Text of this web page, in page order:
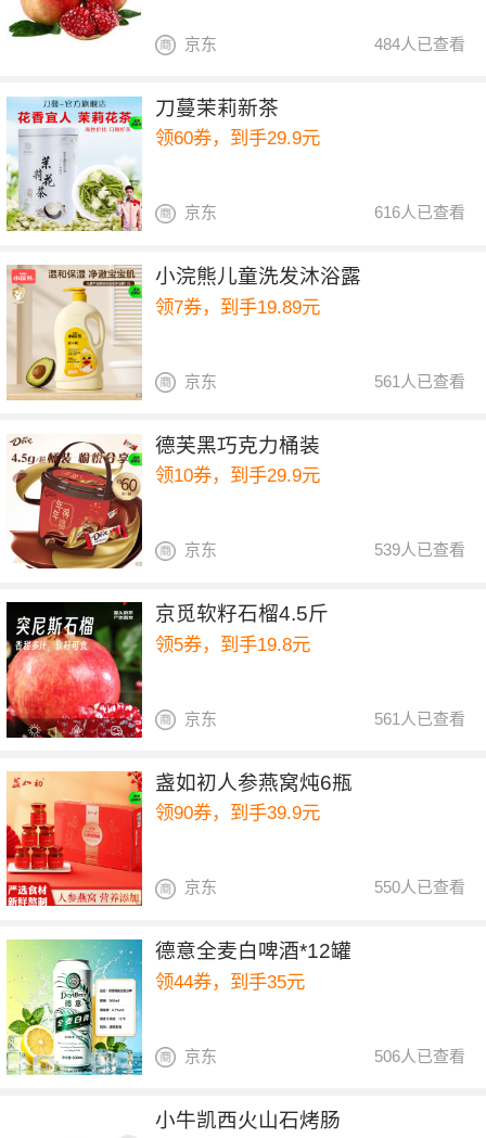
484人已查看
京东
刀蔓茉莉新茶
领60券，到手29.9元
616人已查看
京东
小浣熊儿童洗发沐浴露
领7券，到手19.89元
561人已查看
京东
德芙黑巧克力桶装
领10券，到手29.9元
539人已查看
京东
京觅软籽石榴4.5斤
领5券，到手19.8元
561人已查看
京东
盏如初人参燕窝炖6瓶
领90券，到手39.9元
550人已查看
京东
德意全麦白啤酒*12罐
领44券，到手35元
506人已查看
京东
小牛凯西火山石烤肠